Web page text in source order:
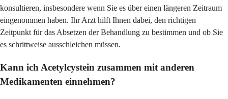
konsultieren, insbesondere wenn Sie es über einen längeren Zeitraum
eingenommen haben. Ihr Arzt hilft Ihnen dabei, den richtigen
Zeitpunkt für das Absetzen der Behandlung zu bestimmen und ob Sie
es schrittweise ausschleichen müssen.
Kann ich Acetylcystein zusammen mit anderen
Medikamenten einnehmen?